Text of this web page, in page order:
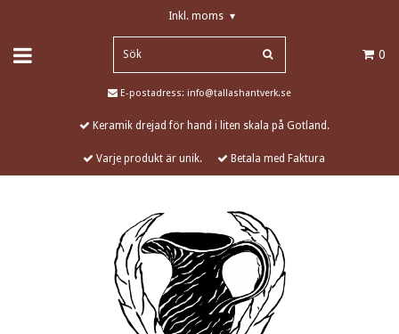
Inkl. moms ▾
0
E-postadress: info@tallashantverk.se
Keramik drejad för hand i liten skala på Gotland.
Varje produkt är unik. Betala med Faktura